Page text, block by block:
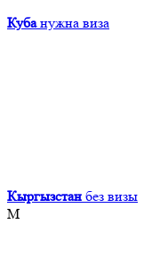
Куба нужна виза
Кыргызcтан без визы
М